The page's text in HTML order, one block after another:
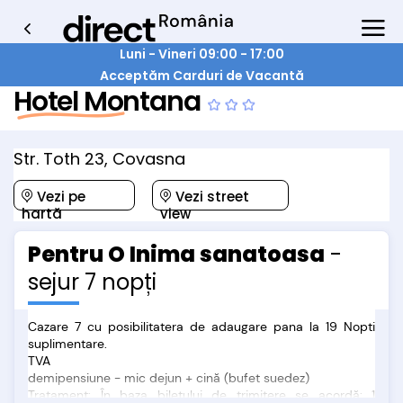
Luni - Vineri 09:00 - 17:00
Acceptăm Carduri de Vacantă
Hotel Montana
Str. Toth 23, Covasna
Vezi pe
hartă
Vezi street
view
Pentru O Inima sanatoasa -
sejur 7 nopți
Cazare 7 cu posibilitatera de adaugare pana la 19 Nopti
suplimentare.
TVA
demipensiune - mic dejun + cină (bufet suedez)
Tratament: În baza biletului de trimitere se acordă: 1